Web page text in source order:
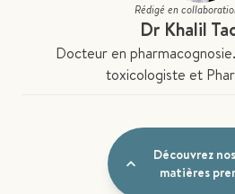
Rédigé en
Dr Khalil
Docteur en
toxicologiste et
Découvrez
matières